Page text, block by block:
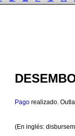
Pago realizado.
(En inglés: